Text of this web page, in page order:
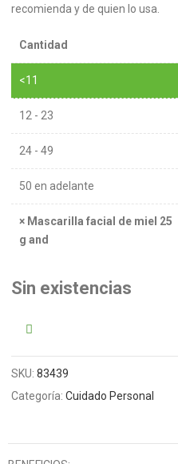
recomienda y de quien lo usa.
Cantidad
<11
12 - 23
24 - 49
50 en adelante
× Mascarilla facial de miel 25
g and
Sin existencias
SKU:83439
Categoría:Cuidado Personal